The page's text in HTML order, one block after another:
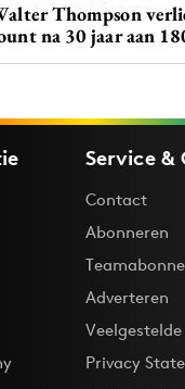
Thompson
na 30 jaar aan
Service
Contact
Abonneren
Adverteren
Privacy